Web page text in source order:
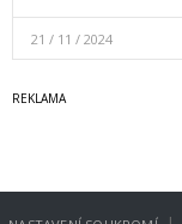
21 / 11 / 2024